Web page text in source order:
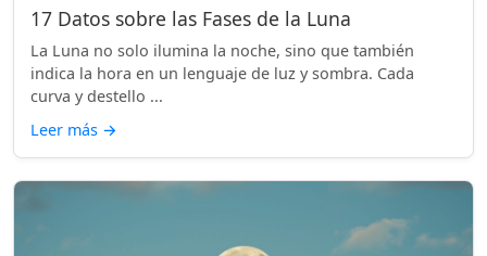
17 Datos sobre las Fases de la Luna
La Luna no solo ilumina la noche, sino que también
indica la hora en un lenguaje de luz y sombra. Cada
curva y destello ...
Leer más →